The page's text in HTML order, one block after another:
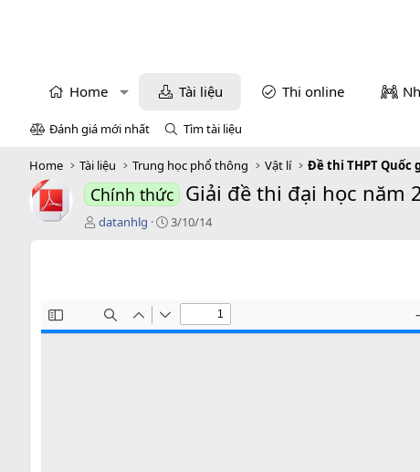
Home Tài liệu Thi online
Đánh giá mới nhất Tìm tài liệu
Home Tài liệu Trung học phổ thông Vật lí Đề thi THPT Quốc
Chính thức Giải đề thi đại học năm
T
datanhlg
C
n
3/10/14